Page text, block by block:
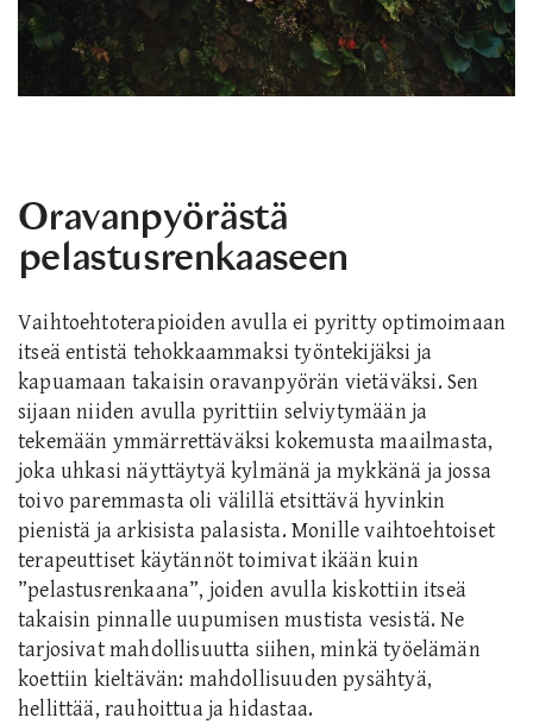
Oravanpyörästä
pelastusrenkaaseen
Vaihtoehtoterapioiden avulla ei pyritty optimoimaan
itseä entistä tehokkaammaksi työntekijäksi ja
kapuamaan takaisin oravanpyörän vietäväksi. Sen
sijaan niiden avulla pyrittiin selviytymään ja
tekemään ymmärrettäväksi kokemusta maailmasta,
joka uhkasi näyttäytyä kylmänä ja mykkänä ja jossa
toivo paremmasta oli välillä etsittävä hyvinkin
pienistä ja arkisista palasista. Monille vaihtoehtoiset
terapeuttiset käytännöt toimivat ikään kuin
”pelastusrenkaana”, joiden avulla kiskottiin itseä
takaisin pinnalle uupumisen mustista vesistä. Ne
tarjosivat mahdollisuutta siihen, minkä työelämän
koettiin kieltävän: mahdollisuuden pysähtyä,
hellittää, rauhoittua ja hidastaa.